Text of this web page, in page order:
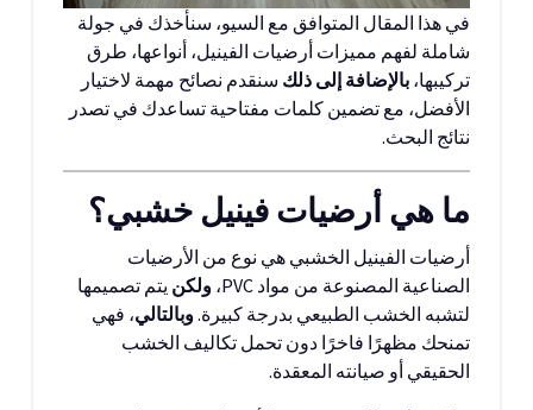
في هذا المقال المتوافق مع السيو، سنأخذك في جولة
شاملة لفهم مميزات أرضيات الفينيل، أنواعها، طرق
تركيبها، بالإضافة إلى ذلك سنقدم نصائح مهمة لاختيار
الأفضل، مع تضمين كلمات مفتاحية تساعدك في تصدر
نتائج البحث.
ما هي أرضيات فينيل خشبي؟
أرضيات الفينيل الخشبي هي نوع من الأرضيات
الصناعية المصنوعة من مواد PVC،
ولكن يتم تصميمها
لتشبه الخشب الطبيعي بدرجة كبيرة.وبالتالي، فهي
تمنحك مظهرًا فاخرًا دون تحمل تكاليف الخشب
الحقيقي أو صيانته المعقدة.